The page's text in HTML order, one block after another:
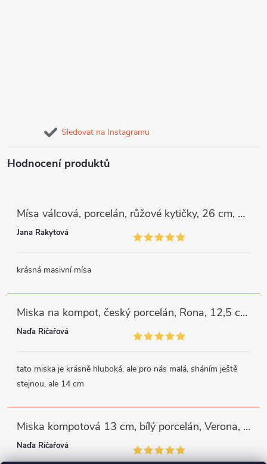
Sledovat na Instagramu
Hodnocení produktů
Mísa válcová, porcelán, růžové kytičky, 26 cm, G. Benedikt
Jana Rakytová
krásná masivní mísa
Miska na kompot, český porcelán, Rona, 12,5 cm, bílý, G. Benedikt
Naďa Říčařová
tato miska je krásně hluboká, ale pro nás malá, sháním ještě
stejnou, ale 14 cm
Miska kompotová 13 cm, bílý porcelán, Verona, G. Benedikt
Naďa Říčařová